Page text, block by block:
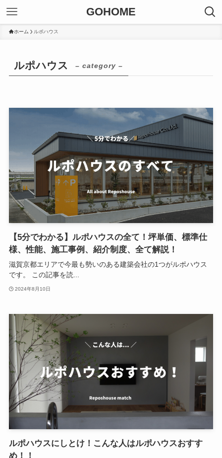
GOHOME
ホーム ルポハウス
ルポハウス – category –
【5分でわかる】ルポハウスの全て！坪単価、標準仕
様、性能、施工事例、紹介制度、全て解説！
滋賀京都エリアで今最も勢いのある建築会社の1つがルポハウス
です。 この記事を読...
2024年8月10日
ルポハウスにしとけ！こんな人はルポハウスおすす
め！！